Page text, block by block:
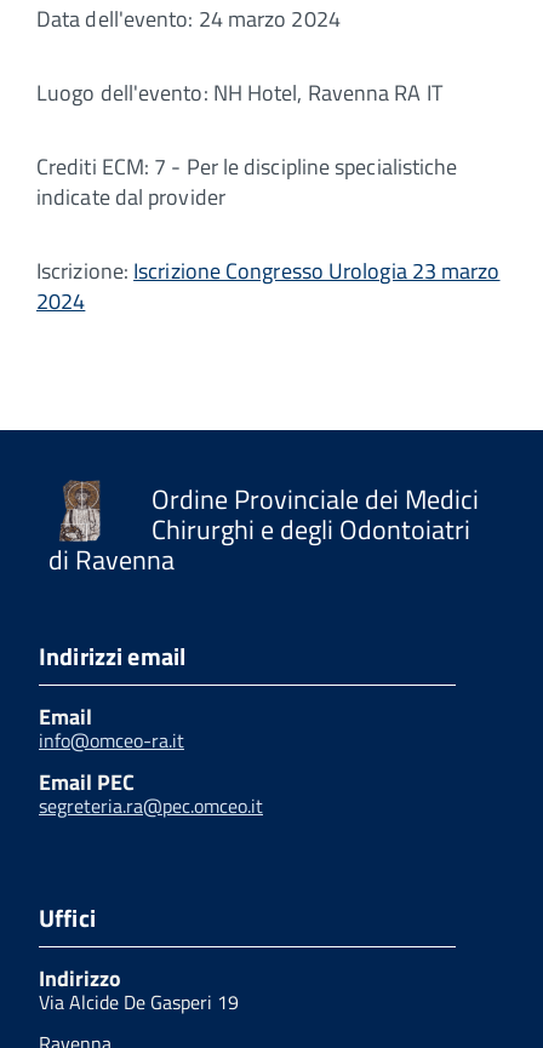
Data dell'evento: 24 marzo 2024
Luogo dell'evento: NH Hotel, Ravenna RA IT
Crediti ECM: 7 - Per le discipline specialistiche
indicate dal provider
Iscrizione: Iscrizione Congresso Urologia 23 marzo
2024
Ordine Provinciale dei Medici
Chirurghi e degli Odontoiatri
di Ravenna
Indirizzi email
Email
info@omceo-ra.it
Email PEC
segreteria.ra@pec.omceo.it
Uffici
Indirizzo
Via Alcide De Gasperi 19